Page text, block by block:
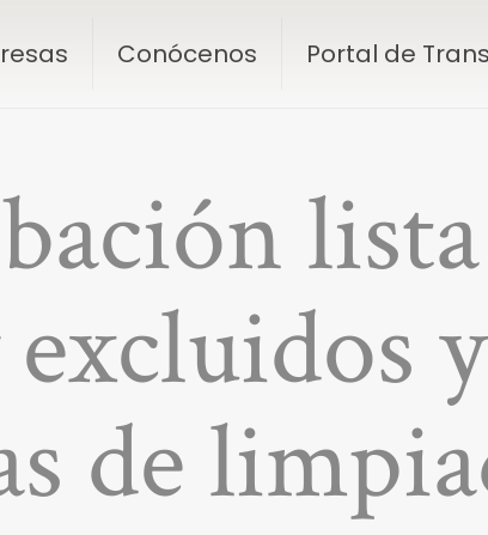
Conócenos Portal de
de